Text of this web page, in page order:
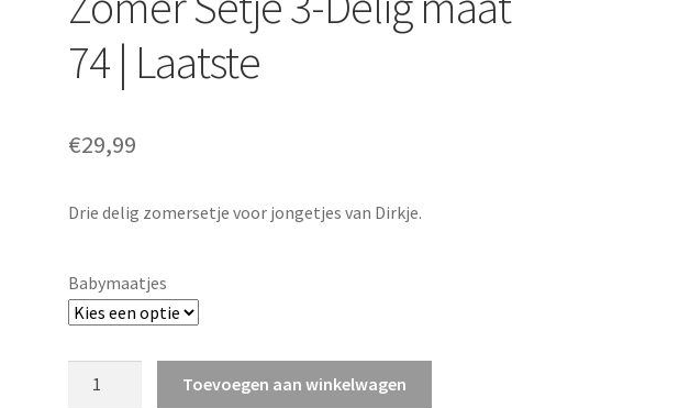
74 | Laatste
€29,99
Drie delig zomersetje voor jongetjes van Dirkje.
Babymaatjes
Toevoegen aan winkelwagen